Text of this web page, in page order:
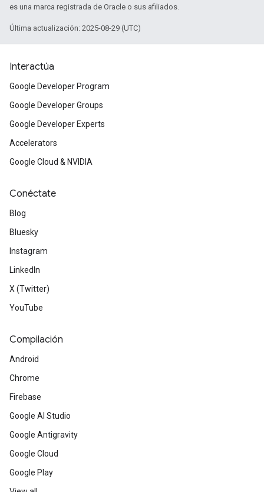
es una marca registrada de Oracle o sus afiliados.
Última actualización: 2025-08-29 (UTC)
Interactúa
Google Developer Program
Google Developer Groups
Google Developer Experts
Accelerators
Google Cloud & NVIDIA
Conéctate
Blog
Bluesky
Instagram
LinkedIn
X (Twitter)
YouTube
Compilación
Android
Chrome
Firebase
Google AI Studio
Google Antigravity
Google Cloud
Google Play